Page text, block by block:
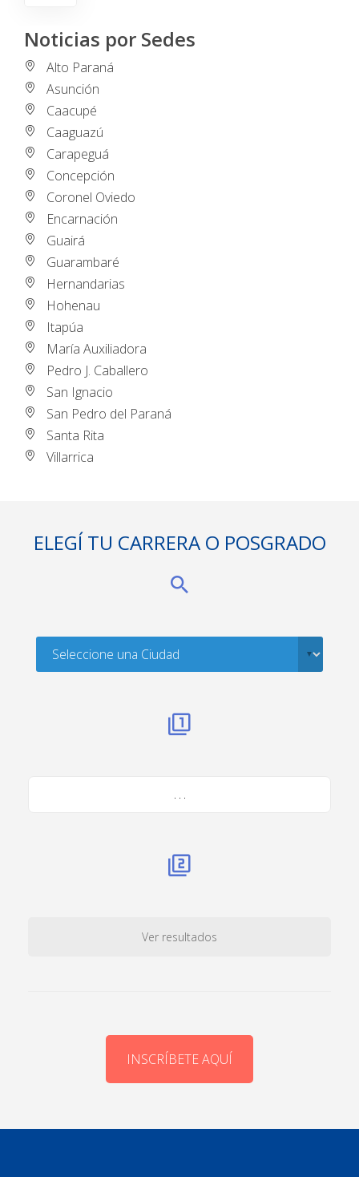
Noticias por Sedes
Alto Paraná
Asunción
Caacupé
Caaguazú
Carapeguá
Concepción
Coronel Oviedo
Encarnación
Guairá
Guarambaré
Hernandarias
Hohenau
Itapúa
María Auxiliadora
Pedro J. Caballero
San Ignacio
San Pedro del Paraná
Santa Rita
Villarrica
ELEGÍ TU CARRERA O POSGRADO
. . .
Ver resultados
INSCRÍBETE AQUÍ